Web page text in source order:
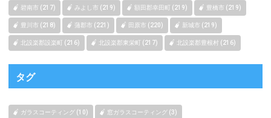
碧南市 (217) みよし市 (219) 額田郡幸田町 (219) 豊橋市 (219)
豊川市 (218) 蒲郡市 (221) 田原市 (220) 新城市 (219)
北設楽郡設楽町 (216) 北設楽郡東栄町 (217) 北設楽郡豊根村 (216)
タグ
ガラスコーティング (10) 窓ガラスコーティング (3)